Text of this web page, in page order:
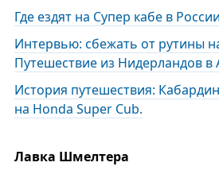
Где ездят на Супер кабе в
Интервью: сбежать от рутины
Путешествие из Нидерландов в
История путешествия:
на Honda Super Cub.
Лавка Шмелтера